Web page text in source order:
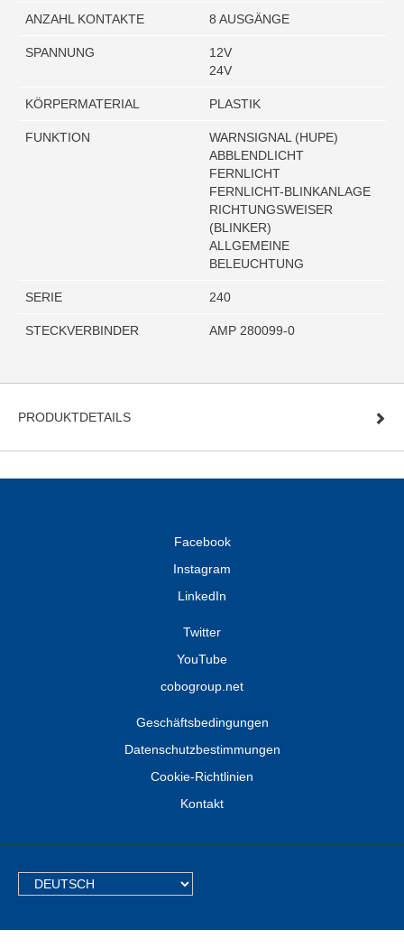
ANZAHL KONTAKTE 8 AUSGÄNGE
SPANNUNG
12V
24V
KÖRPERMATERIAL PLASTIK
FUNKTION
WARNSIGNAL (HUPE)
ABBLENDLICHT
FERNLICHT
FERNLICHT-BLINKANLAGE
RICHTUNGSWEISER
(BLINKER)
ALLGEMEINE
BELEUCHTUNG
SERIE 240
STECKVERBINDER AMP 280099-0
PRODUKTDETAILS
Facebook
Instagram
LinkedIn
Twitter
YouTube
cobogroup.net
Geschäftsbedingungen
Datenschutzbestimmungen
Cookie-Richtlinien
Kontakt
TEXT.LANGUAGE